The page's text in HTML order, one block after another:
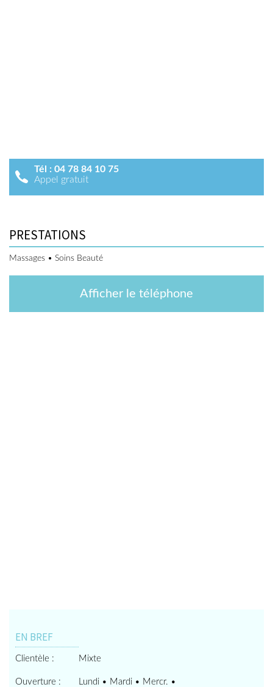
Tél : 04 78 84 10 75
Appel gratuit
PRESTATIONS
Massages • Soins Beauté
Afficher le téléphone
EN BREF
Clientèle : Mixte
Ouverture :
Lundi • Mardi • Mercr. •